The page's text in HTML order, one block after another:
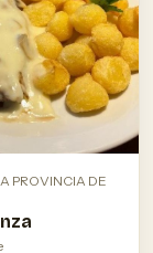
PROVINCIA DE